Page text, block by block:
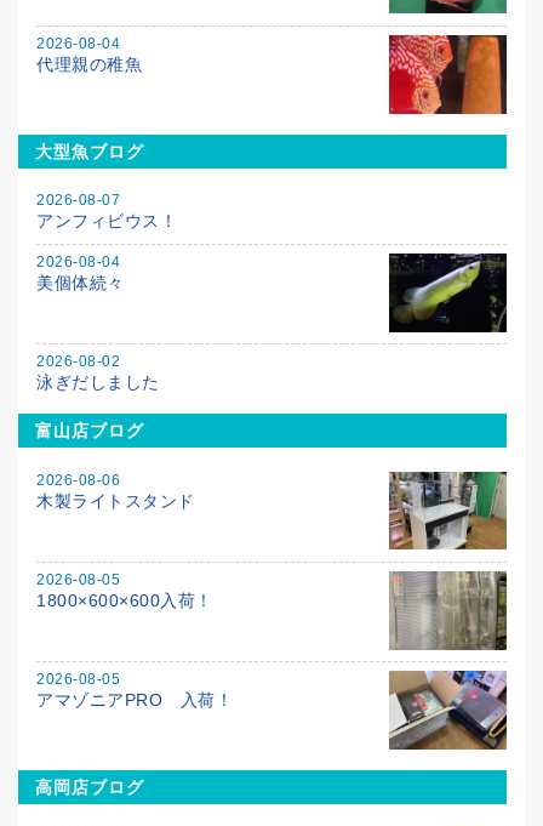
2026-08-04
代理親の稚魚
大型魚ブログ
2026-08-07
アンフィビウス！
2026-08-04
美個体続々
2026-08-02
泳ぎだしました
富山店ブログ
2026-08-06
木製ライトスタンド
2026-08-05
1800×600×600入荷！
2026-08-05
アマゾニアPRO 入荷！
高岡店ブログ